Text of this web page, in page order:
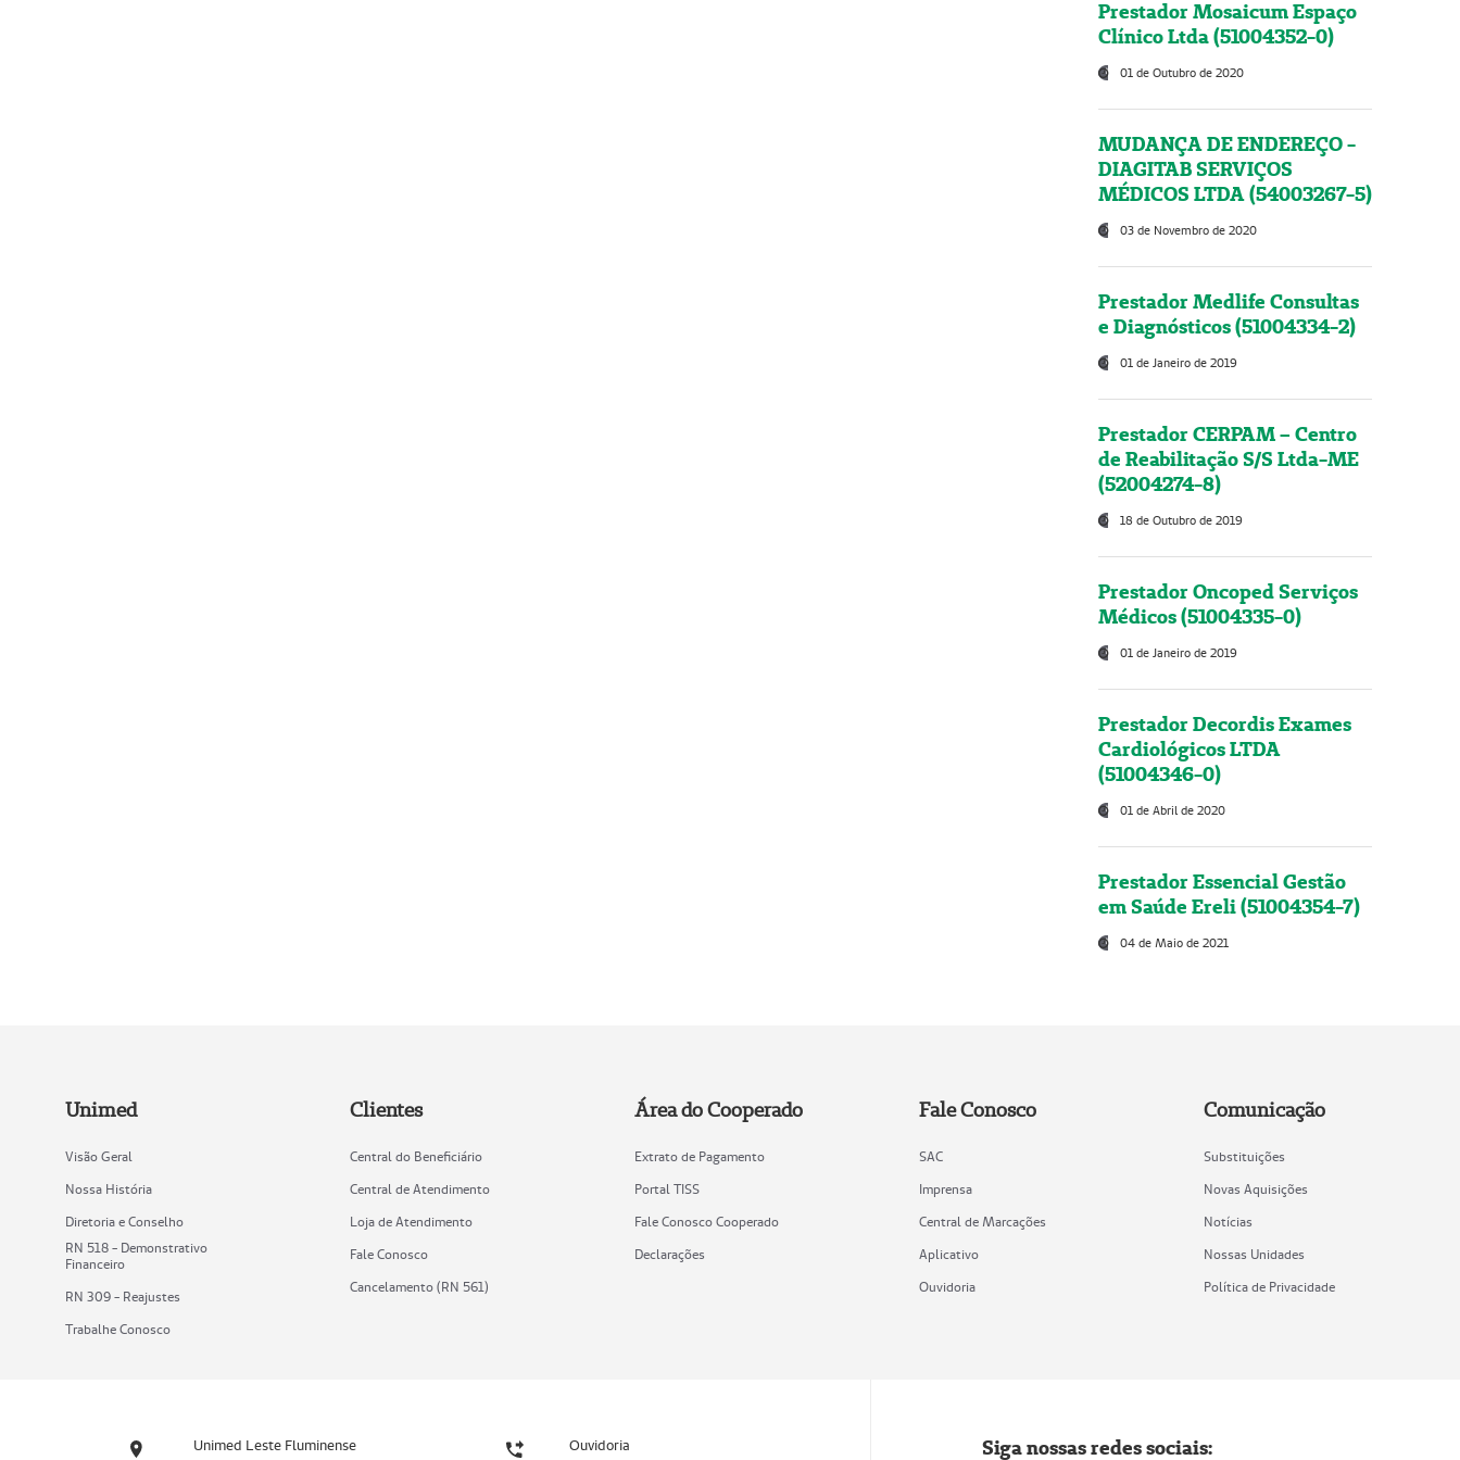
Prestador Mosaicum Espaço
Clínico Ltda (51004352-0)
01 de Outubro de 2020
MUDANÇA DE ENDEREÇO -
DIAGITAB SERVIÇOS
MÉDICOS LTDA (54003267-5)
03 de Novembro de 2020
Prestador Medlife Consultas
e Diagnósticos (51004334-2)
01 de Janeiro de 2019
Prestador CERPAM – Centro
de Reabilitação S/S Ltda-ME
(52004274-8)
18 de Outubro de 2019
Prestador Oncoped Serviços
Médicos (51004335-0)
01 de Janeiro de 2019
Prestador Decordis Exames
Cardiológicos LTDA
(51004346-0)
01 de Abril de 2020
Prestador Essencial Gestão
em Saúde Ereli (51004354-7)
04 de Maio de 2021
Unimed
Visão Geral
Nossa História
Diretoria e Conselho
RN 518 - Demonstrativo
Financeiro
RN 309 - Reajustes
Trabalhe Conosco
Clientes
Central do Beneficiário
Central de Atendimento
Loja de Atendimento
Fale Conosco
Cancelamento (RN 561)
Área do Cooperado
Extrato de Pagamento
Portal TISS
Fale Conosco Cooperado
Declarações
Fale Conosco
SAC
Imprensa
Central de Marcações
Aplicativo
Ouvidoria
Comunicação
Substituições
Novas Aquisições
Notícias
Nossas Unidades
Política de Privacidade
Unimed Leste Fluminense Ouvidoria Siga nossas redes sociais: